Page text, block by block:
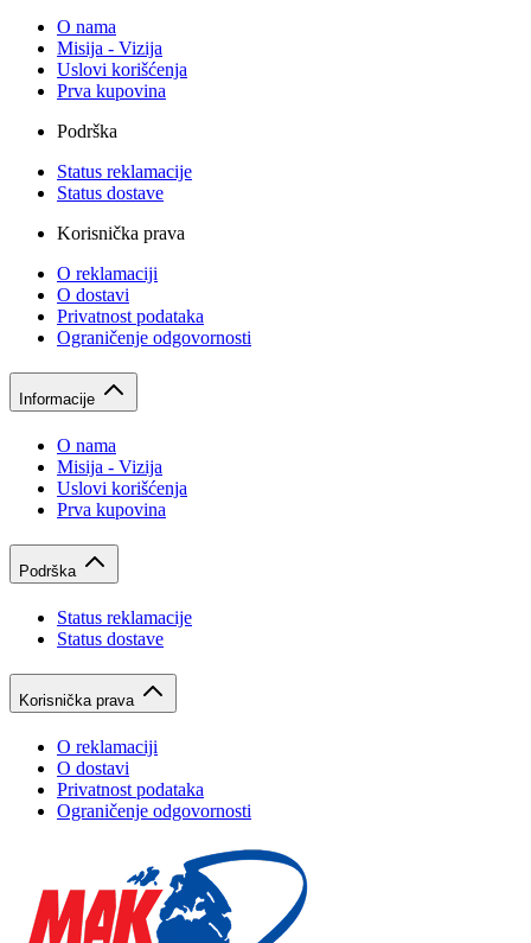
O nama
Misija - Vizija
Uslovi korišćenja
Prva kupovina
Podrška
Status reklamacije
Status dostave
Korisnička prava
O reklamaciji
O dostavi
Privatnost podataka
Ograničenje odgovornosti
Informacije
O nama
Misija - Vizija
Uslovi korišćenja
Prva kupovina
Podrška
Status reklamacije
Status dostave
Korisnička prava
O reklamaciji
O dostavi
Privatnost podataka
Ograničenje odgovornosti